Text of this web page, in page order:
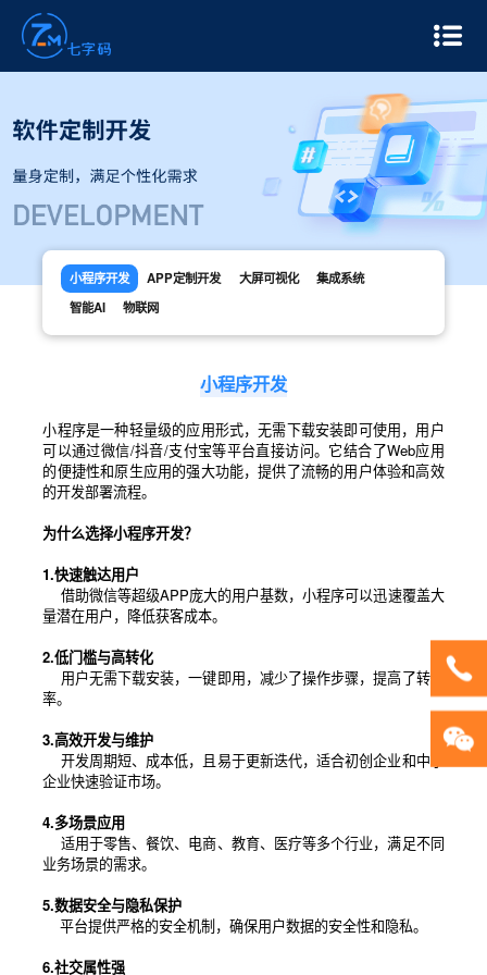
小程序开发 APP定制开发 大屏可视化
集成系统
智能AI
物联网
小程序开发
小程序是一种轻量级的应用形式，无需下载安装即可使用，用户
可以通过微信/抖音/支付宝等平台直接访问。它结合了Web应用
的便捷性和原生应用的强大功能，提供了流畅的用户体验和高效
的开发部署流程。
为什么选择小程序开发？
1.快速触达用户
借助微信等超级APP庞大的用户基数，小程序可以迅速覆盖大
量潜在用户，降低获客成本。
2.低门槛与高转化
用户无需下载安装，一键即用，减少了操作步骤，提高了转化
率。
3.高效开发与维护
开发周期短、成本低，且易于更新迭代，适合初创企业和中小
企业快速验证市场。
4.多场景应用
适用于零售、餐饮、电商、教育、医疗等多个行业，满足不同
业务场景的需求。
5.数据安全与隐私保护
平台提供严格的安全机制，确保用户数据的安全性和隐私。
6.社交属性强